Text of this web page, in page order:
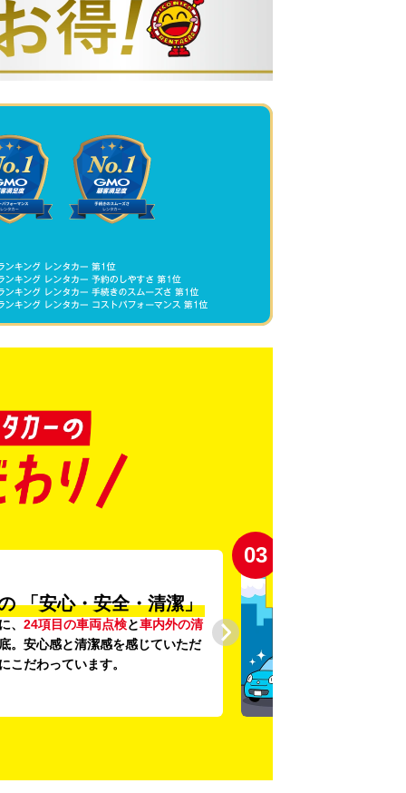
「安心・安全・清潔」
、 24項目の車両点検と車内外の清
。安心感と清潔感を感じていただ
こだわっています。
03